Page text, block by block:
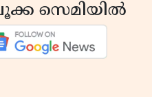
സെമിയില്‍